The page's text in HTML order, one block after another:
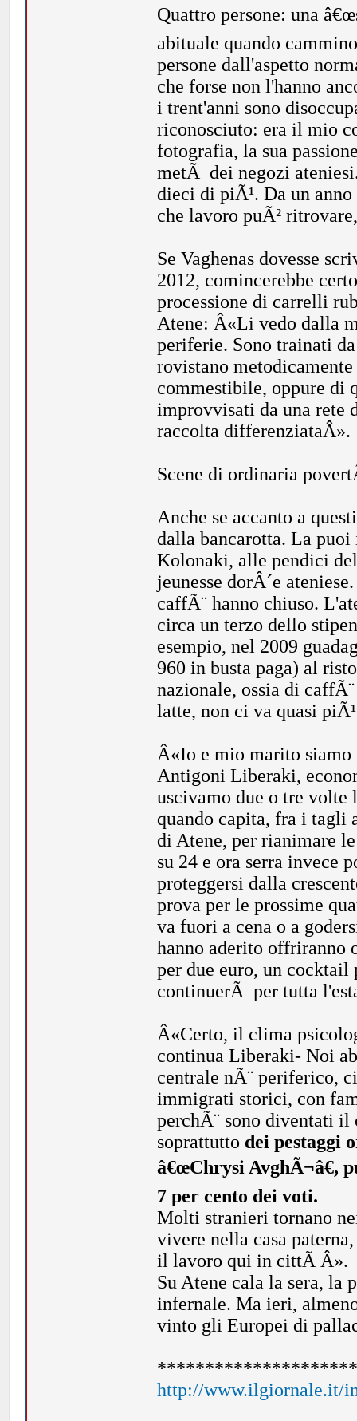
Quattro persone: una
abituale quando
persone dall'aspetto
che forse non l'hanno
i trent'anni sono
riconosciuto: era il mio
fotografia, la sua
metÃ dei negozi
dieci di piÃ¹. Da un
che lavoro puÃ²
Se Vaghenas dovesse
2012, comincerebbe
processione di carrelli
Atene: Â«Li vedo dalla
periferie. Sono trainati
rovistano
commestibile, oppure di
improvvisati da una
raccolta differenziataÂ».
Scene di ordinaria
Anche se accanto a
dalla bancarotta. La
Kolonaki, alle pendici
jeunesse dorÂ´e
caffÃ¨ hanno chiuso.
circa un terzo dello
esempio, nel 2009
960 in busta paga) al
nazionale, ossia di
latte, non ci va quasi
Â«Io e mio marito
Antigoni Liberaki,
uscivamo due o tre volte
quando capita, fra i tagli
di Atene, per rianimare
su 24 e ora serra invece
proteggersi dalla
prova per le prossime
va fuori a cena o a
hanno aderito offriranno
per due euro, un
continuerÃ per tutta
Â«Certo, il clima
continua Liberaki- Noi
centrale nÃ¨ periferico,
immigrati storici, con
perchÃ¨ sono diventati
soprattutto dei pestaggi
â€œChrysi AvghÃ¬â€,
7 per cento dei voti.
Molti stranieri tornano
vivere nella casa
il lavoro qui in cittÃ Â».
Su Atene cala la sera, la
infernale. Ma ieri,
vinto gli Europei di
http://www.ilgiornale.it/